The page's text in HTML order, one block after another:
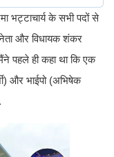
भट्टाचार्य के सभी पदों से
नेता और विधायक शंकर
पहले ही कहा था कि एक
और भाईपो (अभिषेक